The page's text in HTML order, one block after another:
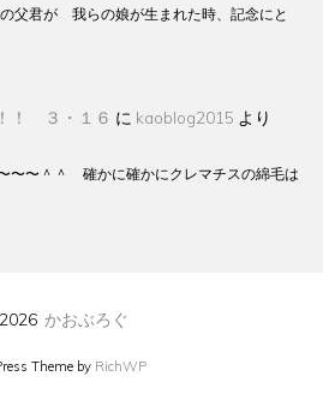
父君が 我らの娘が生まれた時、記念にと
！ ３・１６ に kaoblog2015 より
〜〜＾＾ 確かに確かにクレマチスの綿毛は
かおぶろぐ
Theme by RichWP